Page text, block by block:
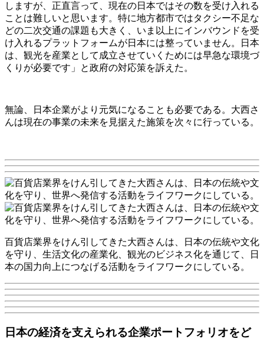
しますが、正直言って、現在の日本ではその数を受け入れる
ことは難しいと思います。特に地方都市ではタクシー不足な
どの二次交通の課題も大きく、いま以上にインバウンドを受
け入れるプラットフォームが日本には整っていません。日本
は、観光を産業として成立させていくためには早急な環境づ
くりが必要です」と政府の対応策を訴えた。
無論、日本企業がより元気になることも必要である。大西さ
んは現在の事業の未来を見据えた施策を次々に行っている。
百貨店業界をけん引してきた大西さんは、日本の伝統や文化
を守り、生活文化の産業化、観光のビジネス化を通じて、日
本の国力向上につなげる活動をライフワークにしている。
日本の経済を支えられる企業ポートフォリオをど